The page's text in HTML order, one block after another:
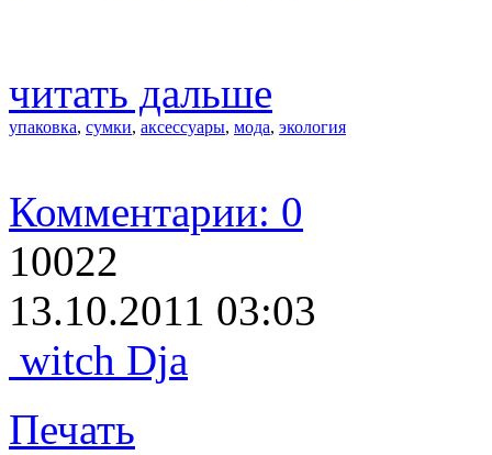
читать дальше
упаковка, сумки, аксессуары, мода, экология
Комментарии: 0
10022
13.10.2011 03:03
witch Dja
Печать